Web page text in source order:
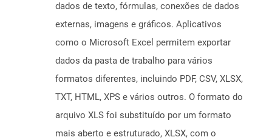
dados de texto, fórmulas, conexões de dados
externas, imagens e gráficos. Aplicativos
como o Microsoft Excel permitem exportar
dados da pasta de trabalho para vários
formatos diferentes, incluindo PDF, CSV, XLSX,
TXT, HTML, XPS e vários outros. O formato do
arquivo XLS foi substituído por um formato
mais aberto e estruturado, XLSX, com o